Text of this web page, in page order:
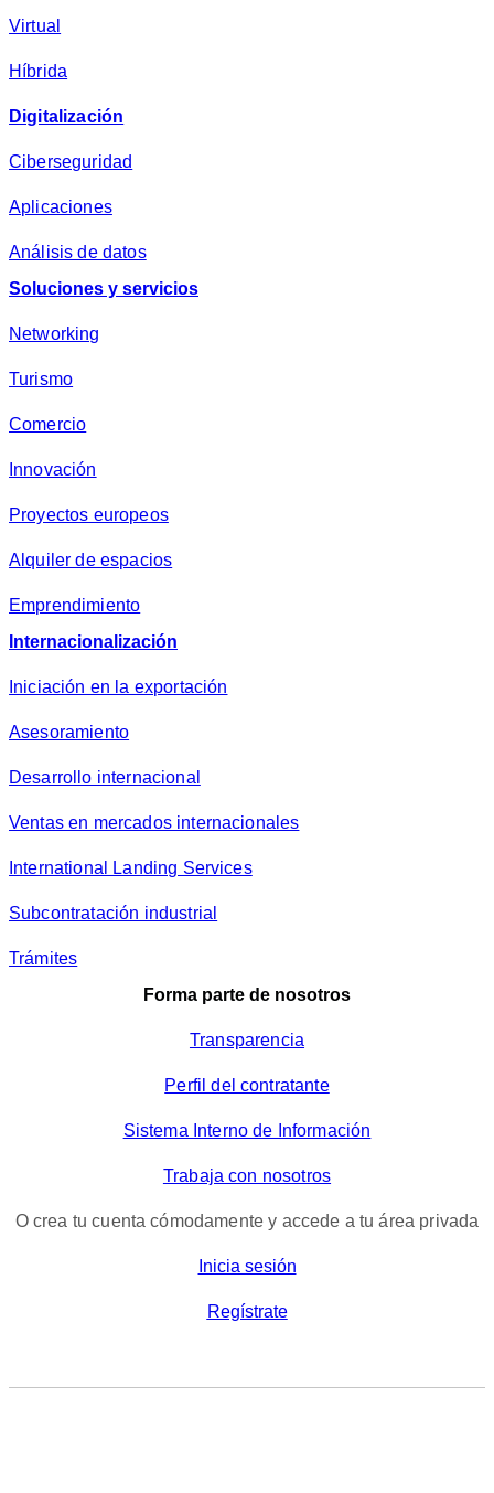
a
*
Virtual
Híbrida
Digitalización
Ciberseguridad
Aplicaciones
Análisis de datos
Soluciones y servicios
Networking
Turismo
Comercio
Innovación
Proyectos europeos
Alquiler de espacios
Emprendimiento
Internacionalización
Iniciación en la exportación
Asesoramiento
Desarrollo internacional
Ventas en mercados internacionales
International Landing Services
Subcontratación industrial
Trámites
Forma parte de nosotros
Transparencia
Perfil del contratante
Sistema Interno de Información
Trabaja con nosotros
O crea tu cuenta cómodamente y accede a tu área privada
Inicia sesión
Regístrate